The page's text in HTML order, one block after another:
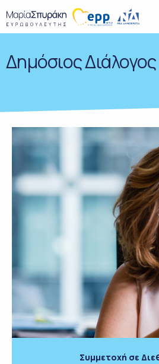
Δημόσιος Διάλογος
Συμμετοχή σε